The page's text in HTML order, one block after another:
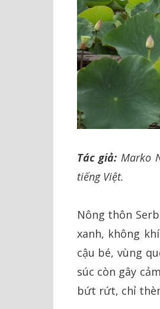
Tác giả: Marko
tiếng Việt.
Nông thôn
xanh, không
cậu bé, vùng
súc còn gây
bứt rứt, chỉ